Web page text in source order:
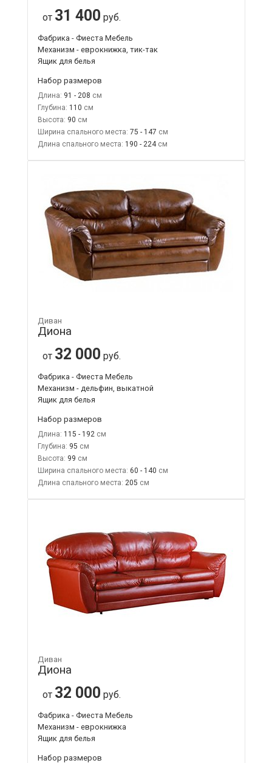
от 31 400 руб.
Фабрика - Фиеста Мебель
Механизм - еврокнижка, тик-так
Ящик для белья
Набор размеров
Длина: 91 - 208
Глубина: 110
Высота: 90
Ширина спального места: 75 - 147
Длина спального места: 190 - 224
Диван
Диона
от 32 000 руб.
Фабрика - Фиеста Мебель
Механизм - дельфин, выкатной
Ящик для белья
Набор размеров
Длина: 115 - 192
Глубина: 95
Высота: 99
Ширина спального места: 60 - 140
Длина спального места: 205
Диван
Диона
от 32 000 руб.
Фабрика - Фиеста Мебель
Механизм - еврокнижка
Ящик для белья
Набор размеров